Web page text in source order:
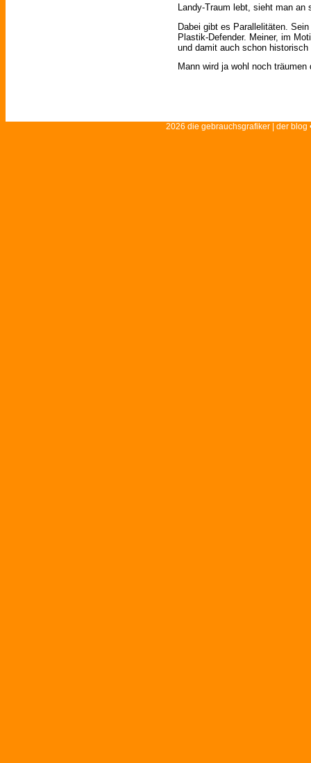
Landy-Traum lebt, sieht man an
Dabei gibt es Parallelitäten.
Plastik-Defender. Meiner, im
und damit auch schon historisch
Mann wird ja wohl noch
2026 die gebrauchsgrafiker | der blog